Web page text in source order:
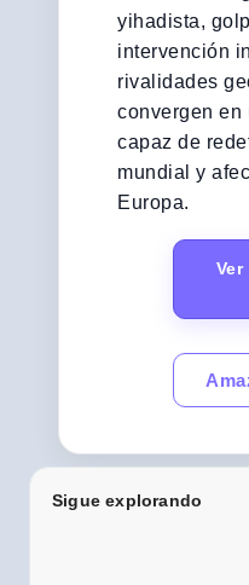
yihadista,
intervención
rivalidades
convergen en
capaz de
mundial y
Europa.
Sigue explorando